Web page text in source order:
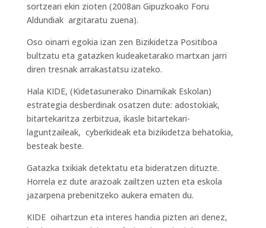
sortzeari ekin zioten (2008an Gipuzkoako Foru
Aldundiak argitaratu zuena).
Oso oinarri egokia izan zen Bizikidetza Positiboa
bultzatu eta gatazken kudeaketarako martxan jarri
diren tresnak arrakastatsu izateko.
Hala KIDE, (Kidetasunerako Dinamikak Eskolan)
estrategia desberdinak osatzen dute: adostokiak,
bitartekaritza zerbitzua, ikasle bitartekari-
laguntzaileak, cyberkideak eta bizikidetza behatokia,
besteak beste.
Gatazka txikiak detektatu eta bideratzen dituzte.
Horrela ez dute arazoak zailtzen uzten eta eskola
jazarpena prebenitzeko aukera ematen du.
KIDE oihartzun eta interes handia pizten ari denez,